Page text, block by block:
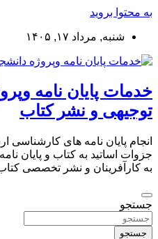
به محتوا بروید
شنبه, مرداد ۱۷, ۱۴۰۵
خدمات پایان نامه
توجیهی و نشر کتاب
انجام پایان نامه های کارشناسی
جزوات اساتید به کتاب و پایان
به کارآفرینان و نشر تخصصی
جستجو
جستجو